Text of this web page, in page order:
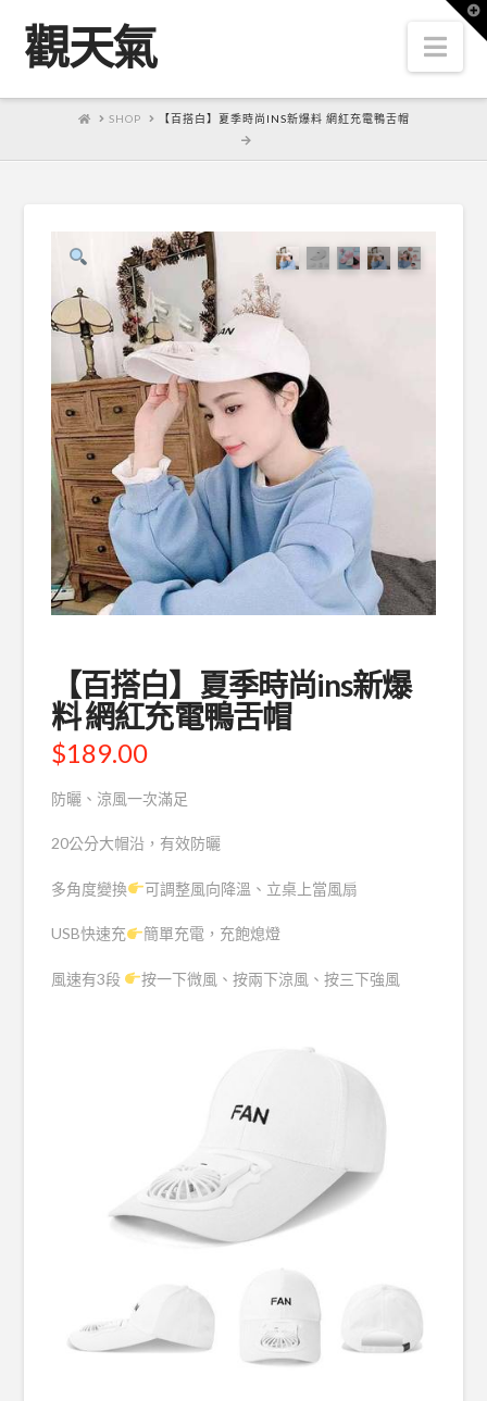
觀天氣
HOME
SHOP 【百搭白】夏季時尚INS新爆料 網紅充電鴨舌帽
【百搭白】夏季時尚ins新爆
料 網紅充電鴨舌帽
$189.00
防曬、涼風一次滿足
20公分大帽沿，有效防曬
多角度變換 可調整風向降溫、立桌上當風扇
USB快速充 簡單充電，充飽熄燈
風速有3段 按一下微風、按兩下涼風、按三下強風